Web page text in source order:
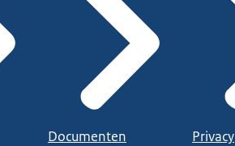
Documenten Privacy